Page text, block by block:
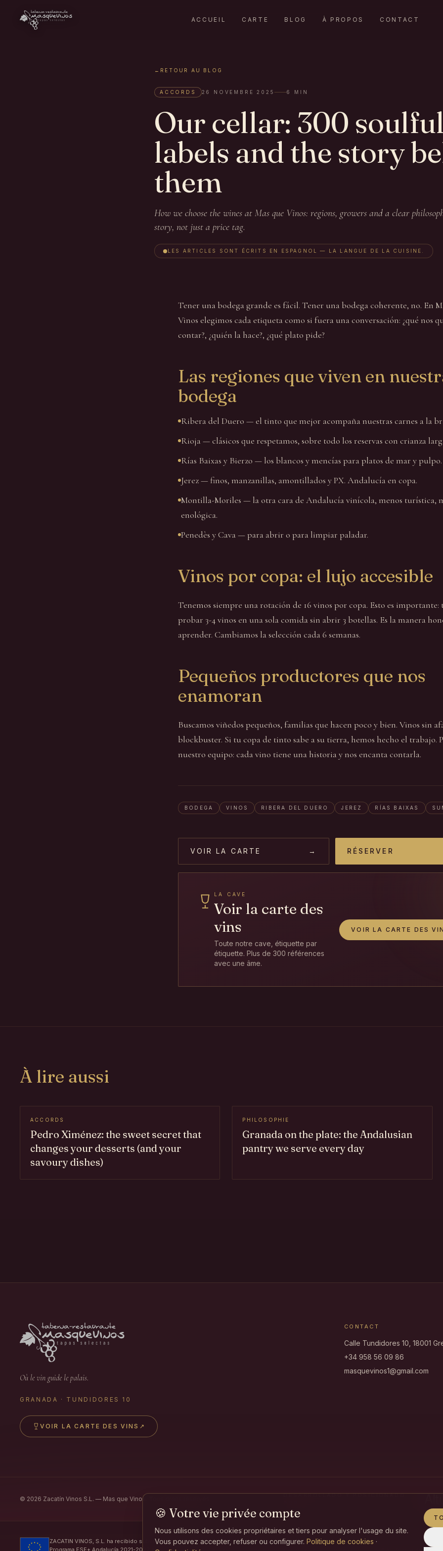
ACCUEIL CARTE BLOG À PROPOS CONTACT
← RETOUR AU BLOG
ACCORDS 26 NOVEMBRE 2025 6 MIN
Our cellar: 300
labels and the story
them
How we choose the wines at Mas que Vinos: regions, growers and a clear
story, not just a price tag.
LES ARTICLES SONT ÉCRITS EN ESPAGNOL — LA LANGUE DE LA CUISINE.
Tener una bodega grande es fácil. Tener una bodega coherente, no. En
Vinos elegimos cada etiqueta como si fuera una conversación: ¿qué nos
contar?, ¿quién la hace?, ¿qué plato pide?
Las regiones que viven en
bodega
Ribera del Duero — el tinto que mejor acompaña nuestras carnes a la
Rioja — clásicos que respetamos, sobre todo los reservas con crianza
Rías Baixas y Bierzo — los blancos y mencías para platos de mar y pulpo.
Jerez — finos, manzanillas, amontillados y PX. Andalucía en copa.
Montilla-Moriles — la otra cara de Andalucía vinícola, menos turística,
enológica.
Penedès y Cava — para abrir o para limpiar paladar.
Vinos por copa: el lujo accesible
Tenemos siempre una rotación de 16 vinos por copa. Esto es
probar 3-4 vinos en una sola comida sin abrir 3 botellas. Es la manera
aprender. Cambiamos la selección cada 6 semanas.
Pequeños productores que nos
enamoran
Buscamos viñedos pequeños, familias que hacen poco y bien. Vinos sin
blockbuster. Si tu copa de tinto sabe a su tierra, hemos hecho el trabajo.
nuestro equipo: cada vino tiene una historia y nos encanta contarla.
BODEGA VINOS RIBERA DEL DUERO JEREZ RÍAS BAIXAS
VOIR LA CARTE → RÉSERVER
LA CAVE
Voir la carte des
vins
Toute notre cave, étiquette par
étiquette. Plus de 300 références
avec une âme.
VOIR LA CARTE DES
À lire aussi
ACCORDS
Pedro Ximénez: the sweet secret that
changes your desserts (and your
savoury dishes)
PHILOSOPHIE
Granada on the plate: the Andalusian
pantry we serve every day
Où le vin guide le palais.
GRANADA · TUNDIDORES 10
VOIR LA CARTE DES VINS ↗
CONTACT
Calle Tundidores 10, 18001
+34 958 56 09 86
masquevinos1@gmail.com
© 2026 Zacatín Vinos S.L. — Mas que Vinos.
DESARROLLADO Y POSICIONADO
ZACATIN VINOS, S.L. ha recibido subvenciones de la Consejería de Empleo, Empresa y Trabajo Autónomo de la Junta de Andalucía,
Programa FSE+ Andalucía 2021-2027, para la inserción laboral y el fomento de la contratación en el ámbito de la Comunidad Autónoma de
🍪 Votre vie privée compte
Nous utilisons des cookies propriétaires et tiers pour analyser l'usage du site.
Vous pouvez accepter, refuser ou configurer. Politique de cookies ·